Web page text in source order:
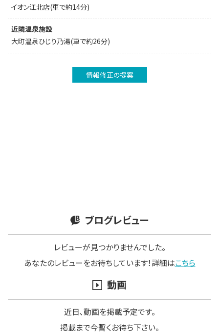
イオン江北店(車で約14分)
近隣温泉施設
大町温泉ひじり乃湯(車で約26分)
情報修正の提案
ブログレビュー
レビューが見つかりませんでした。
あなたのレビューをお待ちしています！詳細はこちら
動画
近日､動画を掲載予定です。
掲載まで今暫くお待ち下さい。